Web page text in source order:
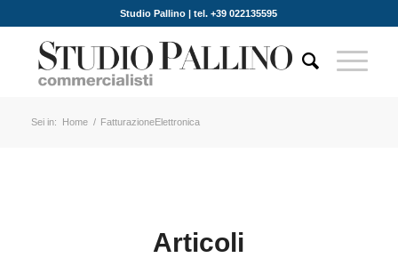
Studio Pallino | tel. +39 022135595
Sei in: Home / FatturazioneElettronica
Articoli